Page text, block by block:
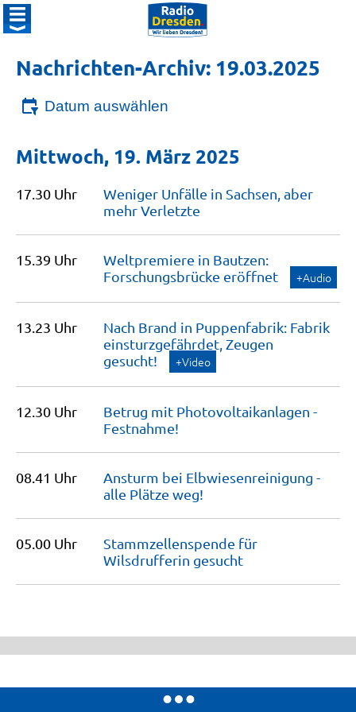
Nachrichten-Archiv: 19.03.2025
Datum auswählen
Mittwoch, 19. März 2025
17.30 Uhr
Weniger Unfälle in Sachsen, aber
mehrVerletzte
15.39 Uhr
Weltpremiere in Bautzen:
Forschungsbrücke eröffnet +Audio
13.23 Uhr
Nach Brand in Puppenfabrik: Fabrik
einsturzgefährdet, Zeugen
gesucht!
+Video
12.30 Uhr
Betrug mit Photovoltaikanlagen -
Festnahme!
08.41 Uhr
Ansturm bei Elbwiesenreinigung -
alle Plätze weg!
05.00 Uhr
Stammzellenspende für
Wilsdrufferin gesucht